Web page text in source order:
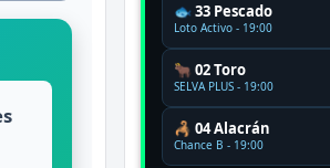
🐟 33 Pescado
Loto Activo - 19:00
🐂 02 Toro
SELVA PLUS - 19:00
🦂 04 Alacrán
Chance B - 19:00